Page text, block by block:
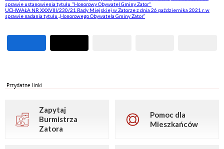
sprawie ustanowienia tytułu "Honorowy Obywatel Gminy Zator"
UCHWAŁA NR XXXVIII/230/21 Rady Miejskiej w Zatorze z dnia 26 października 2021 r. w
sprawie nadania tytułu „Honorowego Obywatela Gminy Zator”
Przydatne linki
Zapytaj
Burmistrza
Zatora
Pomoc dla
Mieszkańców